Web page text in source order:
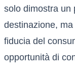
solo dimostra un
destinazione,
fiducia del
opportunità di